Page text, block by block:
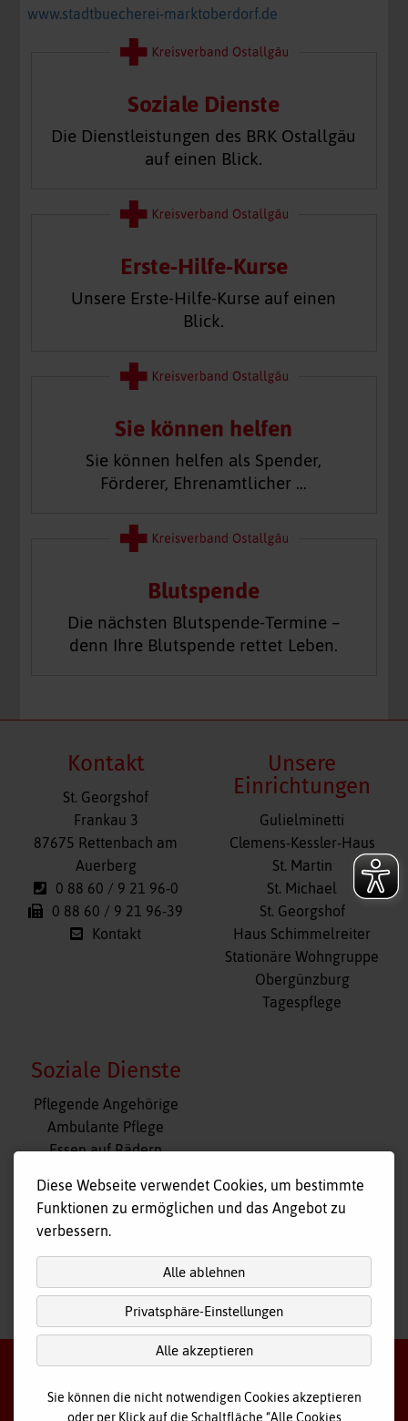
www.stadtbuecherei-marktoberdorf.de
Soziale Dienste
Die Dienstleistungen des BRK Ostallgäu
auf einen Blick.
Erste-Hilfe-Kurse
Unsere Erste-Hilfe-Kurse auf einen
Blick.
Sie können helfen
Sie können helfen als Spender,
Förderer, Ehrenamtlicher …
Blutspende
Die nächsten Blutspende-Termine –
denn Ihre Blutspende rettet Leben.
Kontakt
St. Georgshof
Frankau 3
87675 Rettenbach am
Auerberg
0 88 60 / 9 21 96-0
0 88 60 / 9 21 96-39
Kontakt
Unsere
Einrichtungen
Navigation
überspringen
Gulielminetti
Clemens-Kessler-Haus
St. Martin
St. Michael
St. Georgshof
Haus Schimmelreiter
Stationäre Wohngruppe
Obergünzburg
Tagespflege
Soziale Dienste
Navigation
überspringen
Pflegende Angehörige
Ambulante Pflege
Essen auf Rädern
Tagespflege
Hausnotruf
nach oben
Diese Webseite verwendet Cookies, um bestimmte
Funktionen zu ermöglichen und das Angebot zu
verbessern.
Alle ablehnen
Privatsphäre-Einstellungen
Alle akzeptieren
Sie können die nicht notwendigen Cookies akzeptieren
oder per Klick auf die Schaltfläche “Alle Cookies